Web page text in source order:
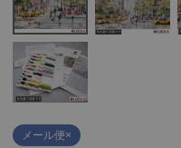
メール便×